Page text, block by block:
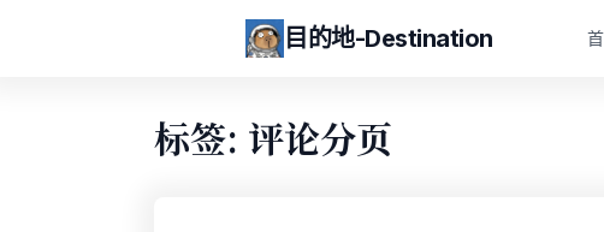
目的地-Destination
标签: 评论分页